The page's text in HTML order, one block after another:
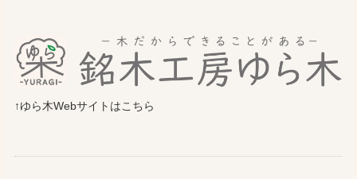
↑ゆら木Webサイトはこちら